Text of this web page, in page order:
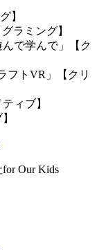
】
ラミング】
で学んで」【ク
フトVR」【クリ
ィブ】
Our Kids